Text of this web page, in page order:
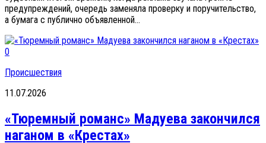
предупреждений, очередь заменяла проверку и поручительство,
а бумага с публично объявленной...
0
Происшествия
11.07.2026
«Тюремный романс» Мадуева закончился
наганом в «Крестах»